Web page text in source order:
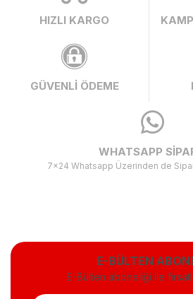
HIZLI KARGO
GÜVENLİ ÖDEME
WHATSAPP
7x24 Whatsapp Üzerinden de
E-BÜLTEN
E-Bülten aboneliği ile